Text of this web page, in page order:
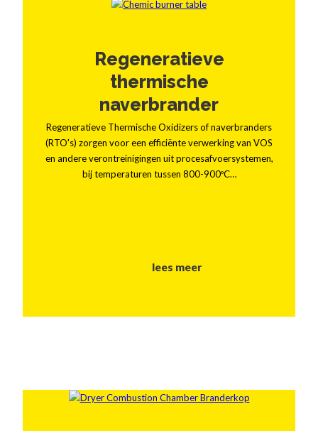
Regeneratieve
thermische
naverbrander
Regeneratieve Thermische Oxidizers of naverbranders
(RTO's) zorgen voor een efficiënte verwerking van VOS
en andere verontreinigingen uit procesafvoersystemen,
bij temperaturen tussen 800-900ºC…
lees meer